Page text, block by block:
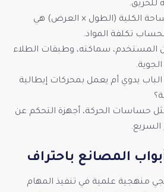
للحريق.
الكلية (الطول × العرض) هي
تكلفة المواد.
المستخدم، سماكته، وطبقات الطلاء
يدوي أم يعمل بمحركات إيطالية
حساسات الحركة، أجهزة التحكم عن
السريع.
المصانع باحتراف
منهجية علمية في تنفيذ المهام